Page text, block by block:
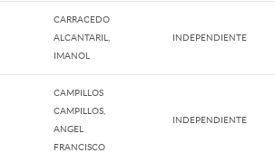
CARRACEDO
ALCANTARIL,
IMANOL
INDEPENDIENTE
CAMPILLOS
CAMPILLOS,
ANGEL
FRANCISCO
INDEPENDIENTE